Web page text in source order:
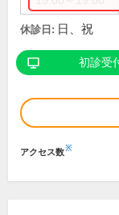
休診日: 日、祝
初診受
アクセス数※